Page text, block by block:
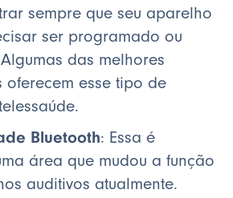
sempre que seu aparelho
ser programado ou
das melhores
oferecem esse tipo de
Bluetooth: Essa é
área que mudou a função
auditivos atualmente.